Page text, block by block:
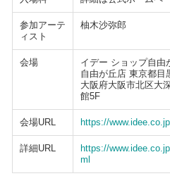
参加アーテ
ィスト
柚木沙弥郎
会場
イデー ショップ自由
自由が丘店 東京都目
大阪府大阪市北区大
館5F
会場URL https://
詳細URL
https://
ml